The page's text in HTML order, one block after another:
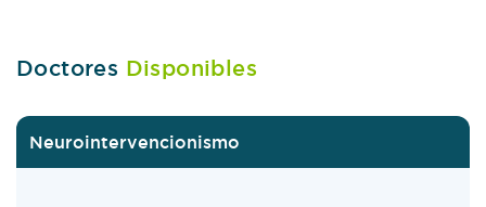
Doctores Disponibles
Neurointervencionismo